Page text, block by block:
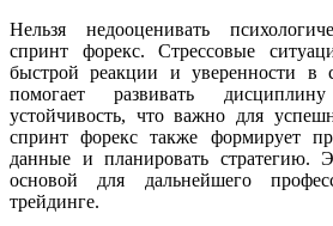
Нельзя недооценивать
спринт форекс. Стрессовые
быстрой реакции и уверенности в
помогает развивать
устойчивость, что важно для
спринт форекс также формирует
данные и планировать стратегию.
основой для дальнейшего
трейдинге.